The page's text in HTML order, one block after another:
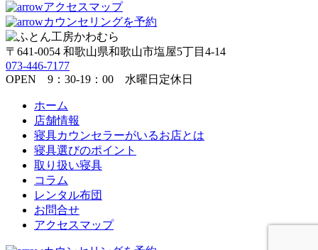
アクセスマップ
カウンセリングを予約
〒641-0054 和歌山県和歌山市塩屋5丁目4-14
073-446-7177
OPEN 9：30-19：00 水曜日定休日
ホーム
店舗情報
寝具カウンセラーがいるお店とは
寝具選びのポイント
取り扱い寝具
コラム
レンタル布団
お問合せ
アクセスマップ